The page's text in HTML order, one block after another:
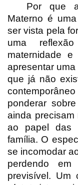
Por que
Materno é
ser vista pela
uma
maternidade
apresentar
que já não
ponderar
ainda precisam
ao papel das
família. O
se incomodar
perdendo
previsível. Um